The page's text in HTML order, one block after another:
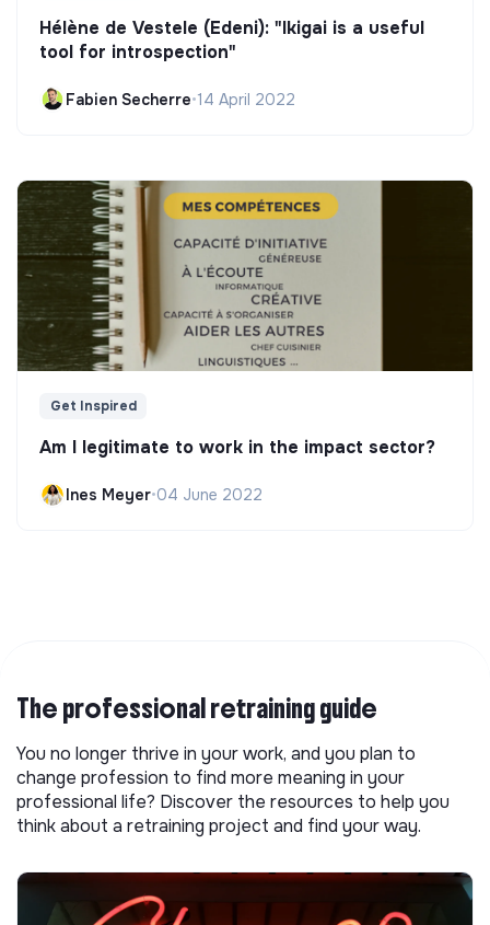
Hélène de Vestele (Edeni): "Ikigai is a useful
tool for introspection"
Fabien Secherre•14 April 2022
Get Inspired
Am I legitimate to work in the impact sector?
Ines Meyer•04 June 2022
The professional retraining guide
You no longer thrive in your work, and you plan to
change profession to find more meaning in your
professional life? Discover the resources to help you
think about a retraining project and find your way.